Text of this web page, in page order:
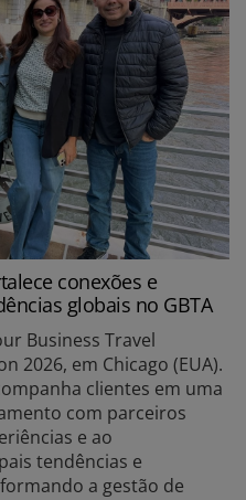
conexões e
globais no GBTA
Business Travel
2026, em Chicago (EUA).
clientes em uma
com parceiros
e ao
tendências e
a gestão de